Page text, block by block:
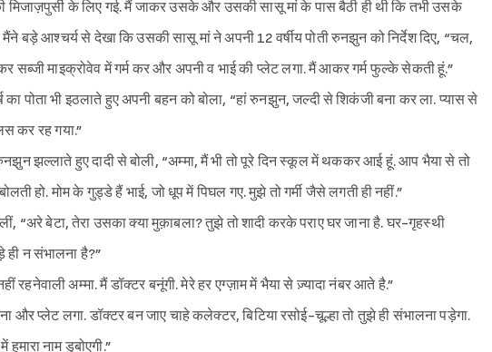
के लिए गई. मैं जाकर उसके और उसकी सासू मां के पास बैठी ही थी कि तभी उसके
बड़े आश्चर्य से देखा कि उसकी सासू मां ने अपनी 12 वर्षीय पोती रुनझुन को निर्देश दिए, “चल,
सब्जी माइक्रोवेव में गर्म कर और अपनी व भाई की प्लेट लगा. मैं आकर गर्म फुल्के सेकती हूं.”
पोता भी इठलाते हुए अपनी बहन को बोला, “हां रुनझुन, जल्दी से शिकंजी बना कर ला. प्यास से
कर रह गया.”
झल्लाते हुए दादी से बोली, “अम्मा, मैं भी तो पूरे दिन स्कूल में थककर आई हूं. आप भैया से तो
हो. मोम के गुड्डे हैं भाई, जो धूप में पिघल गए. मुझे तो गर्मी जैसे लगती ही नहीं.”
“अरे बेटा, तेरा उसका क्या मुक़ाबला? तुझे तो शादी करके पराए घर जाना है. घर-गृहस्थी
ही न संभालना है?”
अम्मा. मैं डॉक्टर बनूंगी. मेरे हर एग्ज़ाम में भैया से ज़्यादा नंबर आते है.”
और प्लेट लगा. डॉक्टर बन जाए चाहे कलेक्टर, बिटिया रसोई-चूल्हा तो तुझे ही संभालना पड़ेगा.
नाम डुबोएगी.”